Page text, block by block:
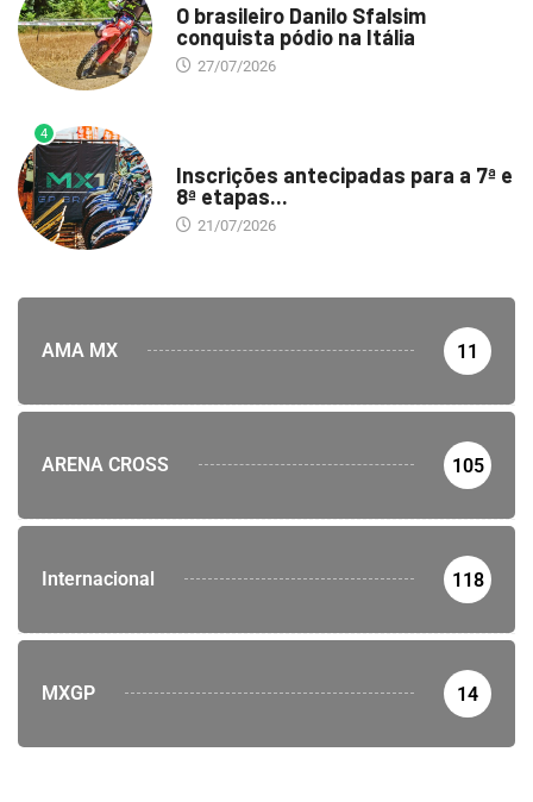
O brasileiro Danilo Sfalsim
conquista pódio na Itália
27/07/2026
4
Inscrições antecipadas para a 7ª e
8ª etapas...
21/07/2026
AMA MX 11
ARENA CROSS 105
Internacional 118
MXGP 14